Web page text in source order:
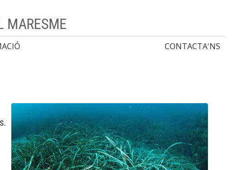
MARESME
CONTACTA'NS